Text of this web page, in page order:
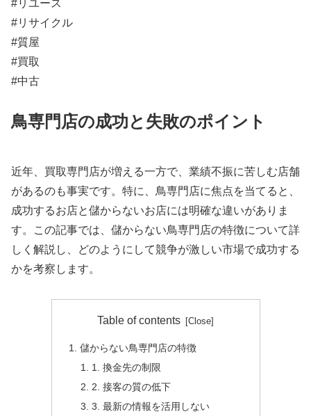
#リユース
#リサイクル
#質屋
#買取
#中古
鳥専門店の成功と失敗のポイント
近年、買取専門店が増える一方で、業績不振に苦しむ店舗
があるのも事実です。特に、鳥専門店に焦点を当てると、
成功するお店と儲からないお店には明確な違いがありま
す。この記事では、儲からない鳥専門店の特徴について詳
しく解説し、どのようにして競争が激しい市場で成功する
かを考察します。
Table of contents
儲からない鳥専門店の特徴
1. 換金先の制限
2. 接客の質の低下
3. 最新の情報を活用しない